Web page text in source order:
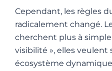
Cependant, les règles
radicalement changé.
cherchent plus à
visibilité », elles veulent
écosystème